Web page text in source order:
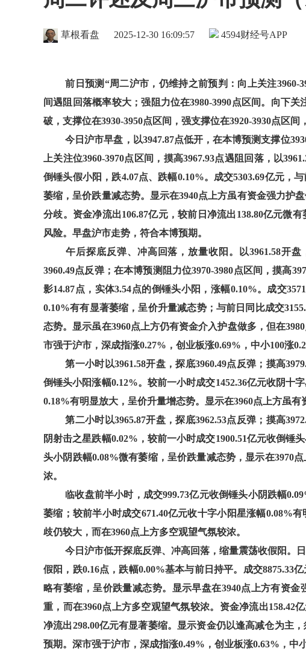
财经号APP
草根看盘 2025-12-30 16:09:57 4594
前日预测“周二沪市，仍维持之前预判：向上关注3960-
间遇阻回落概率较大；强阻力位在3980-3990点区间。向下
破，支撑位在3930-3950点区间，强支撑位在3920-3930点区
今日沪市早盘，以3947.87点低开，在本博预测支撑位
上关注位3960-3970点区间，摸高3967.93点遇阻回落，以
倒锤头假小阳，跌4.07点、跌幅0.10%。成交5303.69亿元，
萎缩，呈价跌量减态势。显示在3940点上方虽有资金强力护
分歧。资金净流出106.87亿元，较前日净流出138.80亿元微
风险。早盘沪市走势，符合本博预期。
午后探底反弹、冲高回落，放量收阳。以3961.58开
3960.49点反弹；在本博预测阻力位3970-3980点区间，摸高
影14.87点，实体3.54点的倒锤头小阳，涨幅0.10%。成交
0.10%有有显著萎缩，呈价升量减态势；与前日同比成交
态势。显示虽在3960点上方仍有资金介入护盘做多，但在
市强于沪市，深成指涨0.27%，创业板涨0.69%，中小100涨
第一小时以3961.58开盘，探底3960.49点反弹；摸高
倒锤头小阳涨幅0.12%。较前一小时成交1452.36亿元收阴十
0.18%有明显放大，呈价升量增态势。显示在3960点上方虽有
第二小时以3965.87开盘，探底3962.53点反弹；摸高
阴射击之星跌幅0.02%，较前一小时成交1900.51亿元收倒锤
头小阴跌幅0.08%微有萎缩，呈价跌量减态势，显示在3970
浓。
临收盘前半小时，成交999.73亿元收倒锤头小阴跌幅
萎缩；较前半小时成交671.40亿元收十字小阳星涨幅0.08%
歧仍较大，而在3960点上方多空观望气氛较浓。
今日沪市低开探底反弹、冲高回落，缩量震荡收假阳。
假阳，跌0.16点，跌幅0.00%基本与前日持平。成交8875.33
略有萎缩，呈价跌量减态势。显示早盘在3940点上方有资
重，而在3960点上方多空观望气氛较浓。资金净流出158.42
净流出298.00亿元有显著萎缩。显示资金仍以逢高减仓为主
预期。深市强于沪市，深成指涨0.49%，创业板涨0.63%，中